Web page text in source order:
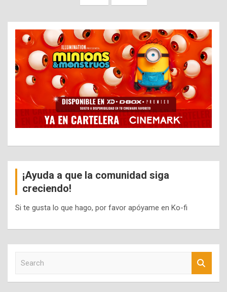
¡Ayuda a que la comunidad siga
creciendo!
Si te gusta lo que hago, por favor apóyame en Ko-fi